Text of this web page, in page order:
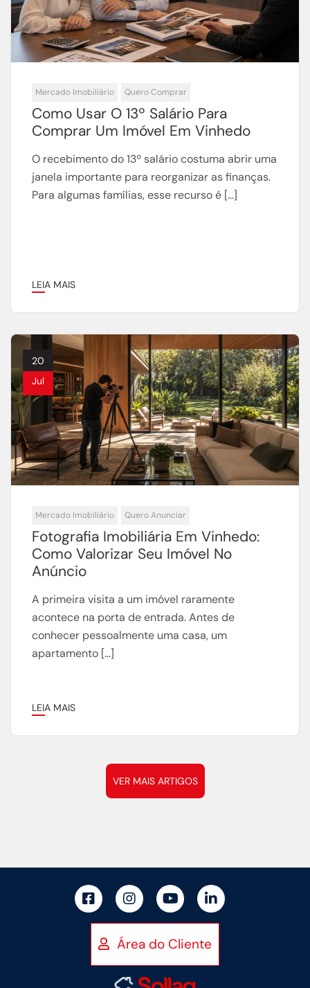
Mercado Imobiliário Quero Comprar
Como Usar O 13º Salário Para
Comprar Um Imóvel Em Vinhedo
O recebimento do 13º salário costuma abrir uma
janela importante para reorganizar as finanças.
Para algumas famílias, esse recurso é […]
LEIA MAIS
20
Jul
Mercado Imobiliário Quero Anunciar
Fotografia Imobiliária Em Vinhedo:
Como Valorizar Seu Imóvel No
Anúncio
A primeira visita a um imóvel raramente
acontece na porta de entrada. Antes de
conhecer pessoalmente uma casa, um
apartamento […]
LEIA MAIS
VER MAIS ARTIGOS
Área do Cliente